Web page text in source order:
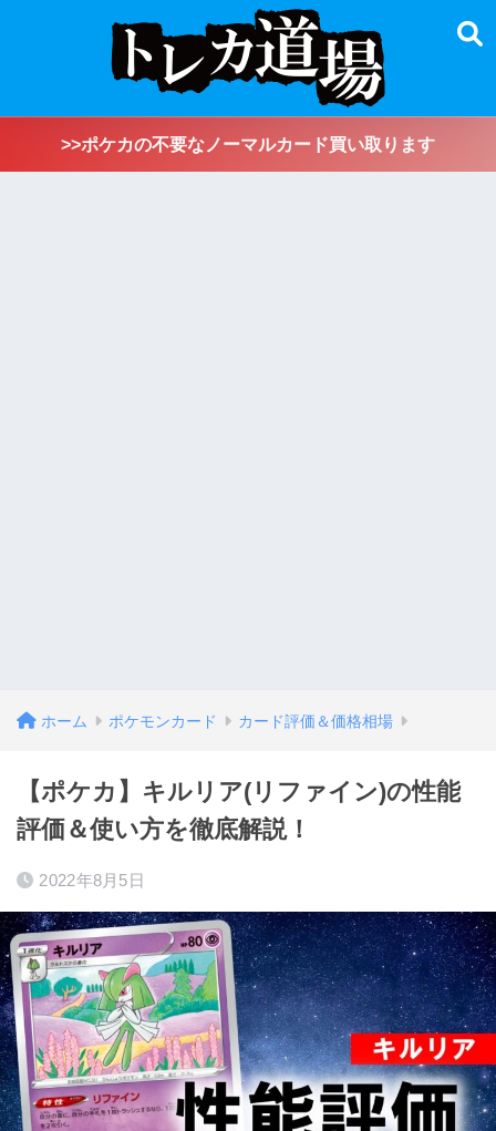
>>ポケカの不要なノーマルカード買い取ります
ホーム ポケモンカード カード評価＆価格相場
【ポケカ】キルリア(リファイン)の性能
評価＆使い方を徹底解説！
2022年8月5日